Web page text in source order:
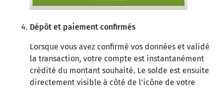
Dépôt et paiement confirmés
Lorsque vous avez confirmé vos données et validé
la transaction, votre compte est instantanément
crédité du montant souhaité. Le solde est ensuite
directement visible à côté de l’icône de votre